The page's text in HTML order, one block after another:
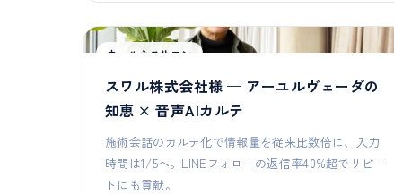
ウェルネスサロン
スワル株式会社様 — アーユルヴェーダの
知恵 × 音声AIカルテ
施術会話のカルテ化で情報量を従来比数倍に、入力
時間は1/5へ。LINEフォローの返信率40%超でリピー
トにも貢献。